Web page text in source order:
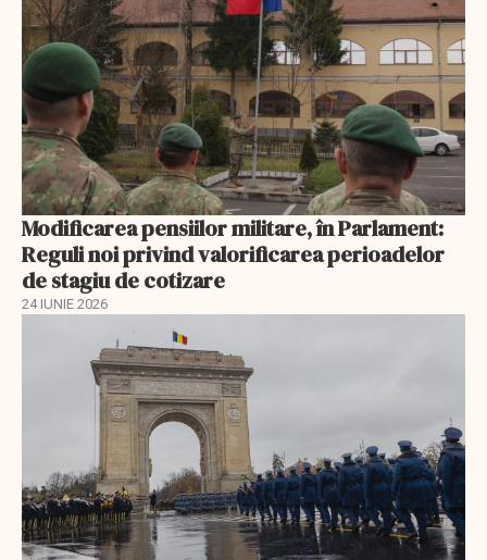
Modificarea pensiilor militare, în Parlament:
Reguli noi privind valorificarea perioadelor
de stagiu de cotizare
24 IUNIE 2026